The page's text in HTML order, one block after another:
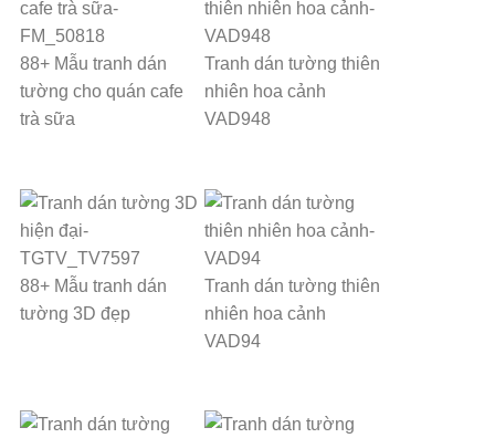
88+ Mẫu tranh dán
tường cho quán cafe
trà sữa
Tranh dán tường thiên
nhiên hoa cảnh
VAD948
88+ Mẫu tranh dán
tường 3D đẹp
Tranh dán tường thiên
nhiên hoa cảnh
VAD94